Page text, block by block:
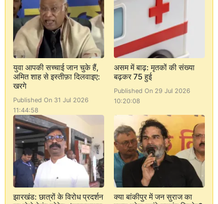
युवा आपकी सच्चाई जान चुके हैं,
अमित शाह से इस्तीफ़ा दिलवाइए:
खरगे
Published On 31 Jul 2026
11:44:58
असम में बाढ़: मृतकों की संख्या
बढ़कर 75 हुई
Published On 29 Jul 2026
10:20:08
झारखंड: छात्रों के विरोध प्रदर्शन
क्या बांकीपुर में जन सुराज का